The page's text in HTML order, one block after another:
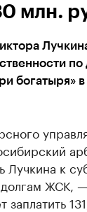
млн.
по
богатыря» в
Лучкина к
долгам ЖСК,